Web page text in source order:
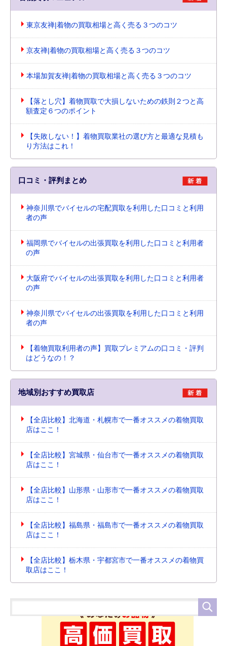
東京友禅|着物の買取相場と高く売る３つのコツ
京友禅|着物の買取相場と高く売る３つのコツ
本場加賀友禅|着物の買取相場と高く売る３つのコツ
【落とし穴】着物買取で大損しないための鉄則２つと高
額査定６つのポイント
【失敗しない！】着物買取業社の選び方と最適な見積も
り方法はこれ！
口コミ・評判まとめ
神奈川県でバイセルの宅配買取を利用した口コミと利用
者の声
福岡県でバイセルの出張買取を利用した口コミと利用者
の声
大阪府でバイセルの出張買取を利用した口コミと利用者
の声
神奈川県でバイセルの出張買取を利用した口コミと利用
者の声
【着物買取利用者の声】買取プレミアムの口コミ・評判
はどうなの！？
地域別おすすめ買取店
【全店比較】北海道・札幌市で一番オススメの着物買取
店はここ！
【全店比較】宮城県・仙台市で一番オススメの着物買取
店はここ！
【全店比較】山形県・山形市で一番オススメの着物買取
店はここ！
【全店比較】福島県・福島市で一番オススメの着物買取
店はここ！
【全店比較】栃木県・宇都宮市で一番オススメの着物買
取店はここ！